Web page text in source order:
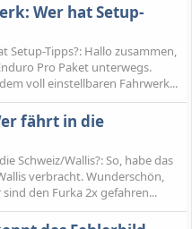
Wer hat Setup-
Setup-Tipps?: Hallo zusammen,
Pro Paket unterwegs.
voll einstellbaren Fahrwerk...
fährt in die
Schweiz/Wallis?: So, habe das
verbracht. Wunderschön,
den Furka 2x gefahren...